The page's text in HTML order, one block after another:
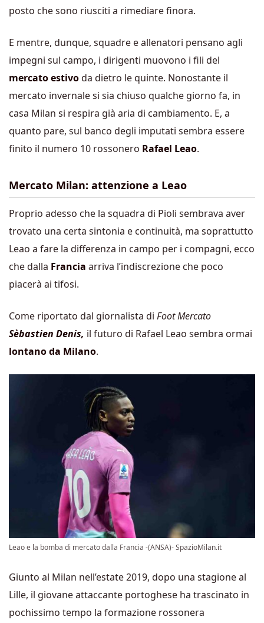
posto che sono riusciti a rimediare finora.
E mentre, dunque, squadre e allenatori pensano agli
impegni sul campo, i dirigenti muovono i fili del
mercato estivoda dietro le quinte. Nonostante il
mercato invernale si sia chiuso qualche giorno fa, in
casa Milan si respira già aria di cambiamento. E, a
quanto pare, sul banco degli imputati sembra essere
finito il numero 10 rossonero Rafael Leao.
Mercato Milan: attenzione a Leao
Proprio adesso che la squadra di Pioli sembrava aver
trovato una certa sintonia e continuità, ma soprattutto
Leao a fare la differenza in campo per i compagni, ecco
che dalla Francia arriva l’indiscrezione che poco
piacerà ai tifosi.
Come riportato dal giornalista di Foot Mercato
Sèbastien Denis, il futuro di Rafael Leao sembra ormai
lontano da Milano.
Leao e la bomba di mercato dalla Francia -(ANSA)- SpazioMilan.it
Giunto al Milan nell’estate 2019, dopo una stagione al
Lille, il giovane attaccante portoghese ha trascinato in
pochissimo tempo la formazione rossonera